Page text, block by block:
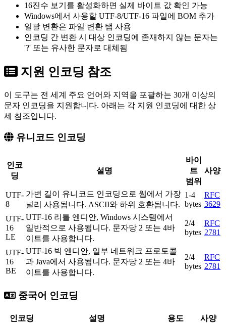
16진수 보기를 활성화하면 실제 바이트 값 확인 가능
Windows에서 사용할 UTF-8/UTF-16 파일에 BOM 추가
일괄 변환은 파일 변환 탭 사용
인코딩 간 변환 시 대상 인코딩에 존재하지 않는 문자는
'?' 또는 유사한 문자로 대체됨
지원 인코딩 참조
이 도구는 전 세계 주요 언어와 지역을 포괄하는 30개 이상의
문자 인코딩을 지원합니다. 아래는 각 지원 인코딩에 대한 상
세 참조입니다.
유니코드 인코딩
인코
딩
설명
바이
트
범위
사양
UTF-
8
가변 길이 유니코드 인코딩으로 웹에서 가장
널리 사용됩니다. ASCII와 하위 호환됩니다.
1-4
bytes
RFC
3629
UTF-
16
LE
UTF-16 리틀 엔디안, Windows 시스템에서
일반적으로 사용됩니다. 문자당 2 또는 4바
이트를 사용합니다.
2/4
bytes
RFC
2781
UTF-
16
BE
UTF-16 빅 엔디안, 일부 네트워크 프로토콜
과 Java에서 사용됩니다. 문자당 2 또는 4바
이트를 사용합니다.
2/4
bytes
RFC
2781
중국어 인코딩
인코딩 설명 용도 사양